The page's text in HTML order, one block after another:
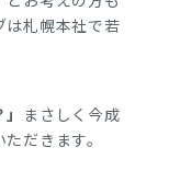
は札幌本社で若
まさしく今成
だきます。